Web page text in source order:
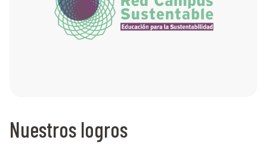
Nuestros logros